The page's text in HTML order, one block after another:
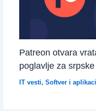
Patreon otvara
poglavlje za
IT vesti, Softver i